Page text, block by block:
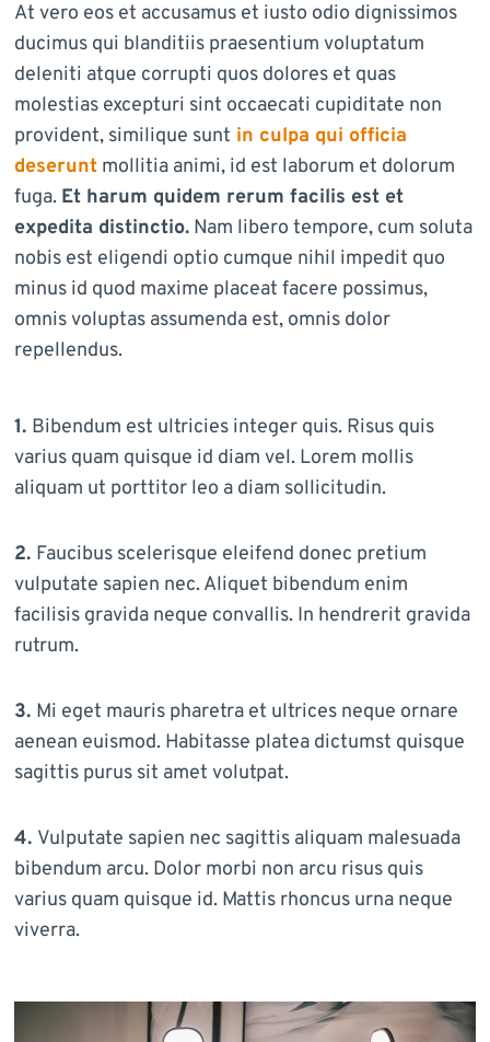
At vero eos et accusamus et iusto odio dignissimos
ducimus qui blanditiis praesentium voluptatum
deleniti atque corrupti quos dolores et quas
molestias excepturi sint occaecati cupiditate non
provident, similique sunt in culpa qui officia
deseruntmollitia animi, id est laborum et dolorum
fuga. Et harum quidem rerum facilis est et
expedita distinctio.Nam libero tempore, cum soluta
nobis est eligendi optio cumque nihil impedit quo
minus id quod maxime placeat facere possimus,
omnis voluptas assumenda est, omnis dolor
repellendus.
1. Bibendum est ultricies integer quis. Risus quis
varius quam quisque id diam vel. Lorem mollis
aliquam ut porttitor leo a diam sollicitudin.
2. Faucibus scelerisque eleifend donec pretium
vulputate sapien nec. Aliquet bibendum enim
facilisis gravida neque convallis. In hendrerit gravida
rutrum.
3. Mi eget mauris pharetra et ultrices neque ornare
aenean euismod. Habitasse platea dictumst quisque
sagittis purus sit amet volutpat.
4. Vulputate sapien nec sagittis aliquam malesuada
bibendum arcu. Dolor morbi non arcu risus quis
varius quam quisque id. Mattis rhoncus urna neque
viverra.